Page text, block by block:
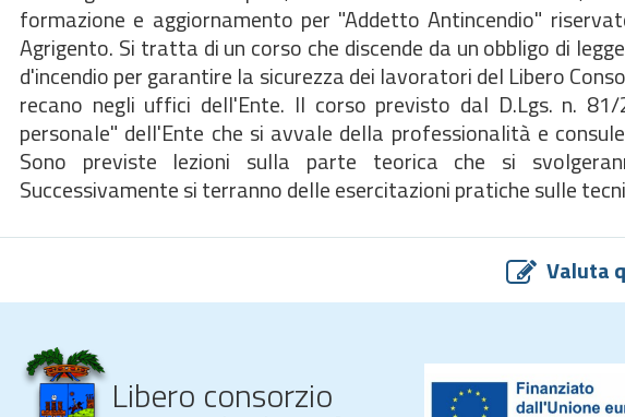
formazione e aggiornamento per "Addetto Antincendio"
Agrigento. Si tratta di un corso che discende da un obbligo di
d'incendio per garantire la sicurezza dei lavoratori del Libero
recano negli uffici dell'Ente. Il corso previsto dal D.Lgs. n.
personale" dell'Ente che si avvale della professionalità e
Sono previste lezioni sulla parte teorica che si
Successivamente si terranno delle esercitazioni pratiche sulle
Valuta
Libero consorzio